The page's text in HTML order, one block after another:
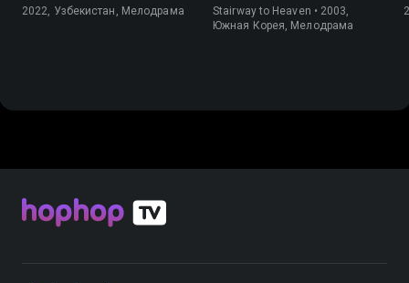
2022, Узбекистан, Мелодрама
Stairway to Heaven • 2003,
Южная Корея, Мелодрама